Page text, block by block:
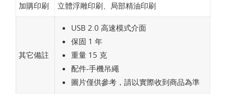
加購印刷 立體浮雕印刷、局部精油印刷
其它備註
USB 2.0 高速模式介面
保固 1 年
重量 15 克
配件-手機吊繩
圖片僅供參考，請以實際收到商品為準